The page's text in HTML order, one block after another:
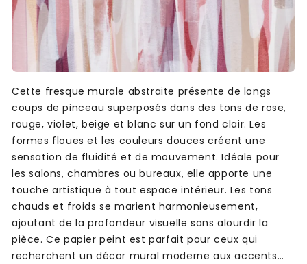
Cette fresque murale abstraite présente de longs
coups de pinceau superposés dans des tons de rose,
rouge, violet, beige et blanc sur un fond clair. Les
formes floues et les couleurs douces créent une
sensation de fluidité et de mouvement. Idéale pour
les salons, chambres ou bureaux, elle apporte une
touche artistique à tout espace intérieur. Les tons
chauds et froids se marient harmonieusement,
ajoutant de la profondeur visuelle sans alourdir la
pièce. Ce papier peint est parfait pour ceux qui
recherchent un décor mural moderne aux accents